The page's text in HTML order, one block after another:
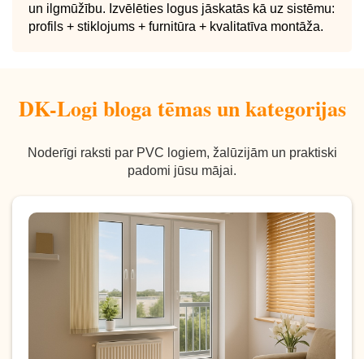
un ilgmūžību. Izvēlēties logus jāskatās kā uz sistēmu:
profils + stiklojums + furnitūra + kvalitatīva montāža.
DK-Logi bloga tēmas un kategorijas
Noderīgi raksti par PVC logiem, žalūzijām un praktiski
padomi jūsu mājai.